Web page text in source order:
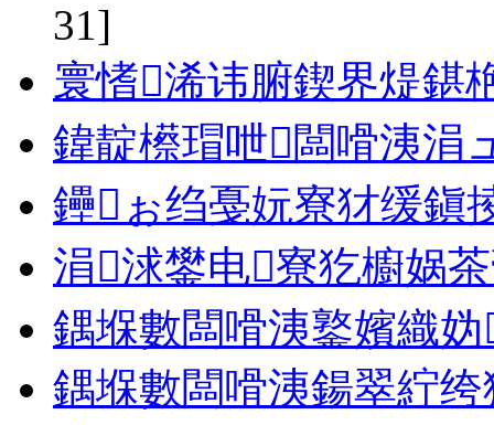
31]
寰愭浠讳腑鍥界煶鍖
鍏靛櫒瑁呭闆嗗洟涓
鑸ぉ绉戞妧寮犲缓鎭
涓浗鐢电寮犵櫥娲
鍝堢數闆嗗洟鐜嬪織
鍝堢數闆嗗洟鍚翠紵